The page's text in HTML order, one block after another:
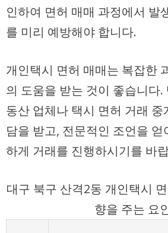
인하여 면허 매매 과정에서 발
를 미리 예방해야 합니다.
개인택시 면허 매매는 복잡한
의 도움을 받는 것이 좋습니다.
동산 업체나 택시 면허 거래
담을 받고, 전문적인 조언을 얻
하게 거래를 진행하시기를 바
대구 북구 산격2동 개인택시
향을 주는 요